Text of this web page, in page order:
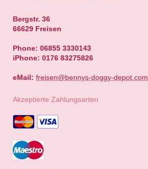
Bergstr. 36
66629 Freisen
Phone: 06855 3330143
iPhone: 0176 83275826
eMail: freisen@bennys-doggy-depot.com
Akzeptierte Zahlungsarten